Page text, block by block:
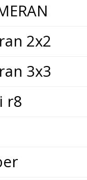
2x2
3x3
r8